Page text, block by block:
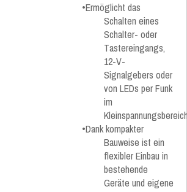
•Ermöglicht das
Schalten eines
Schalter- oder
Tastereingangs,
12-V-
Signalgebers oder
von LEDs per Funk
im
•Dank kompakter
Bauweise ist ein
flexibler Einbau in
bestehende
Geräte und eigene